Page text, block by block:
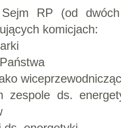
RP (od
komicjach:
zespole ds.